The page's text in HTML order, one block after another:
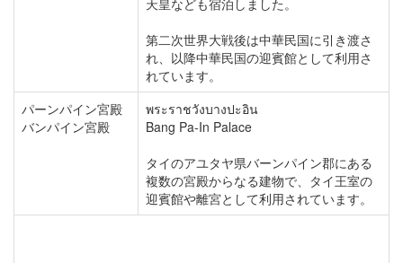
天皇なども宿泊しました。
第二次世界大戦後は中華民国に引き渡さ
れ、以降中華民国の迎賓館として利用さ
れています。
パーンパイン宮殿
バンパイン宮殿
พระราชวังบางปะอิน
Bang Pa-In Palace
タイのアユタヤ県バーンパイン郡にある
複数の宮殿からなる建物で、タイ王室の
迎賓館や離宮として利用されています。